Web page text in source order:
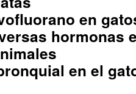
en
hormonas
en el